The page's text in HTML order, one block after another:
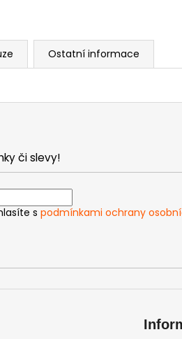
Ostatní informace
či slevy!
s podmínkami ochrany